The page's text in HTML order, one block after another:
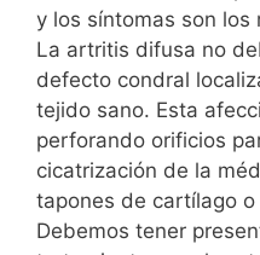
y los síntomas son los
La artritis difusa no
defecto condral
tejido sano. Esta
perforando orificios
cicatrización de la
tapones de cartílago
Debemos tener